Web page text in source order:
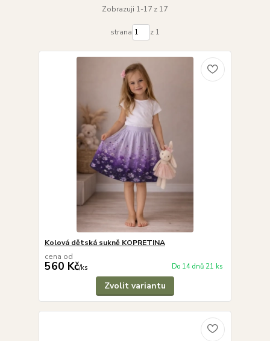
Zobrazuji 1-17 z 17
strana z 1
Kolová dětská sukně KOPRETINA
cena od
560 Kč/ks Do 14 dnů 21 ks
Zvolit variantu